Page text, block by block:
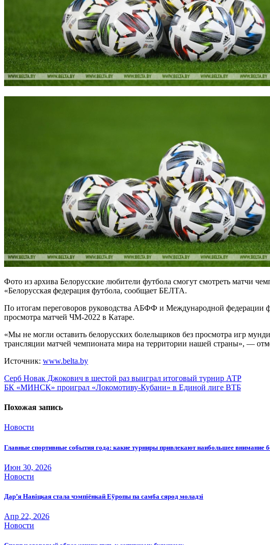
Фото из архива Белорусские любители футбола смогут смотреть матчи
«Белорусская федерация футбола, сообщает БЕЛТА.
По итогам переговоров руководства АБФФ и Международной
просмотра матчей ЧМ-2022 в Катаре.
«Мы не могли оставить белорусских болельщиков без просмотра игр
трансляции матчей чемпионата мира на территории нашей страны», —
Источник: www.belta.by
Навигация
по
записям
Серб Новак Джокович в шестой раз выиграл итоговый турнир АТР
БК «МИНСК» проиграл «Локомотиву-Кубани» в Единой лиге ВТБ
Похожая запись
Новости
Главные спортивные события года: какие турниры привлекают наибольшее внимание
Июн 30, 2026
Новости
Дар’я Навіцкая стала чэмпіёнкай Еўропы па самба сярод моладзі
Апр 22, 2026
Новости